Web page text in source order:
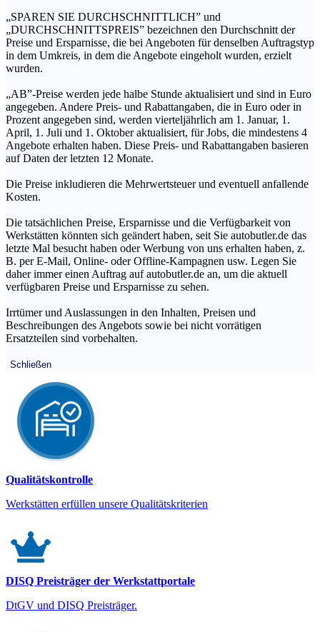
„SPAREN SIE DURCHSCHNITTLICH” und
„DURCHSCHNITTSPREIS” bezeichnen den Durchschnitt der
Preise und Ersparnisse, die bei Angeboten für denselben Auftragstyp
in dem Umkreis, in dem die Angebote eingeholt wurden, erzielt
wurden.
„AB”-Preise werden jede halbe Stunde aktualisiert und sind in Euro
angegeben. Andere Preis- und Rabattangaben, die in Euro oder in
Prozent angegeben sind, werden vierteljährlich am 1. Januar, 1.
April, 1. Juli und 1. Oktober aktualisiert, für Jobs, die mindestens 4
Angebote erhalten haben. Diese Preis- und Rabattangaben basieren
auf Daten der letzten 12 Monate.
Die Preise inkludieren die Mehrwertsteuer und eventuell anfallende
Kosten.
Die tatsächlichen Preise, Ersparnisse und die Verfügbarkeit von
Werkstätten könnten sich geändert haben, seit Sie autobutler.de das
letzte Mal besucht haben oder Werbung von uns erhalten haben, z.
B. per E-Mail, Online- oder Offline-Kampagnen usw. Legen Sie
daher immer einen Auftrag auf autobutler.de an, um die aktuell
verfügbaren Preise und Ersparnisse zu sehen.
Irrtümer und Auslassungen in den Inhalten, Preisen und
Beschreibungen des Angebots sowie bei nicht vorrätigen
Ersatzteilen sind vorbehalten.
Schließen
Qualitätskontrolle
Werkstätten erfüllen unsere Qualitätskriterien
DISQ Preisträger der Werkstattportale
DtGV und DISQ Preisträger.